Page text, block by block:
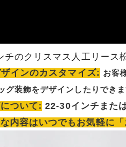
チのクリスマス人工リース
インのカスタマイズ: お客
グ装飾をデザインしたりできま
ついて: 22-30インチまた
内容はいつでもお気軽に